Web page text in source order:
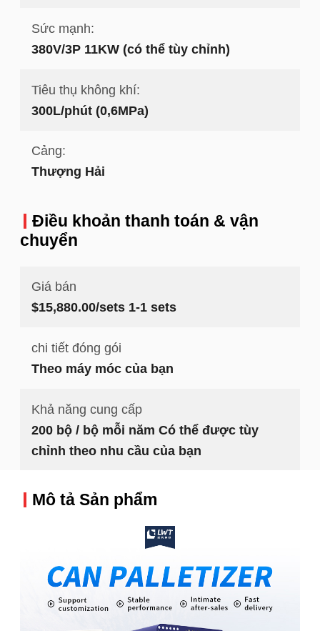
Sức mạnh:
380V/3P 11KW (có thể tùy chỉnh)
Tiêu thụ không khí:
300L/phút (0,6MPa)
Cảng:
Thượng Hải
Điều khoản thanh toán & vận
chuyển
Giá bán
$15,880.00/sets 1-1 sets
chi tiết đóng gói
Theo máy móc của bạn
Khả năng cung cấp
200 bộ / bộ mỗi năm Có thể được tùy
chỉnh theo nhu cầu của bạn
Mô tả Sản phẩm